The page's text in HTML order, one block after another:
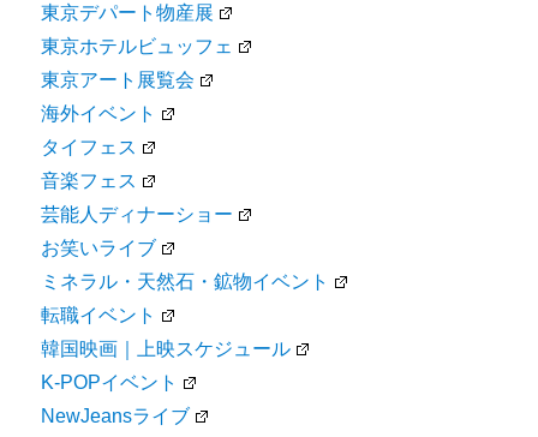
東京デパート物産展
東京ホテルビュッフェ
東京アート展覧会
海外イベント
タイフェス
音楽フェス
芸能人ディナーショー
お笑いライブ
ミネラル・天然石・鉱物イベント
転職イベント
韓国映画｜上映スケジュール
K-POPイベント
NewJeansライブ